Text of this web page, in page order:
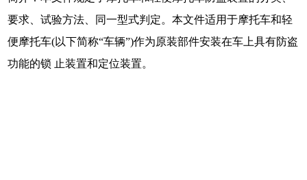
要求、试验方法、同一型式判定。本文件适用于摩托车和轻
便摩托车(以下简称“车辆”)作为原装部件安装在车上具有防盗
功能的锁 止装置和定位装置。